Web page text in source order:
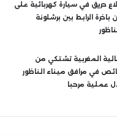
حريق في سيارة كهربائية على
باخرة الرابط بين برشلونة
المغربية تشتكي من
في مرافق ميناء الناظور
عملية مرحبا